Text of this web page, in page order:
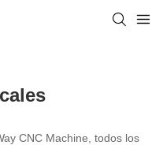
CNC Machine, todos los